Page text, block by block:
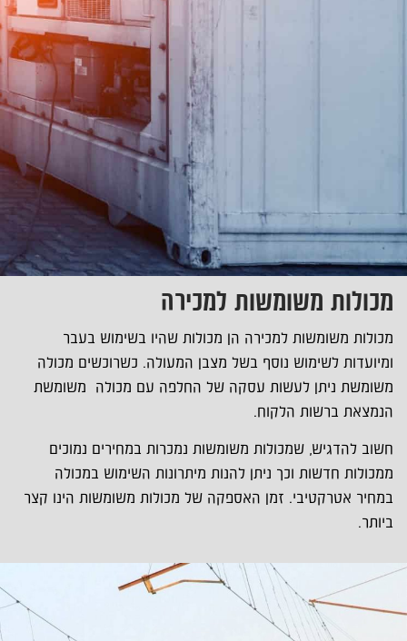
מכולות משומשות למכירה
מכולות משומשות למכירה הן מכולות שהיו בשימוש בעבר
ומיועדות לשימוש נוסף בשל מצבן המעולה. כשרוכשים מכולה
משומשת ניתן לעשות עסקה של החלפה עם מכולה משומשת
הנמצאת ברשות הלקוח.
חשוב להדגיש, שמכולות משומשות נמכרות במחירים נמוכים
ממכולות חדשות וכך ניתן להנות מיתרונות השימוש במכולה
במחיר אטרקטיבי. זמן האספקה של מכולות משומשות הינו קצר
ביותר.